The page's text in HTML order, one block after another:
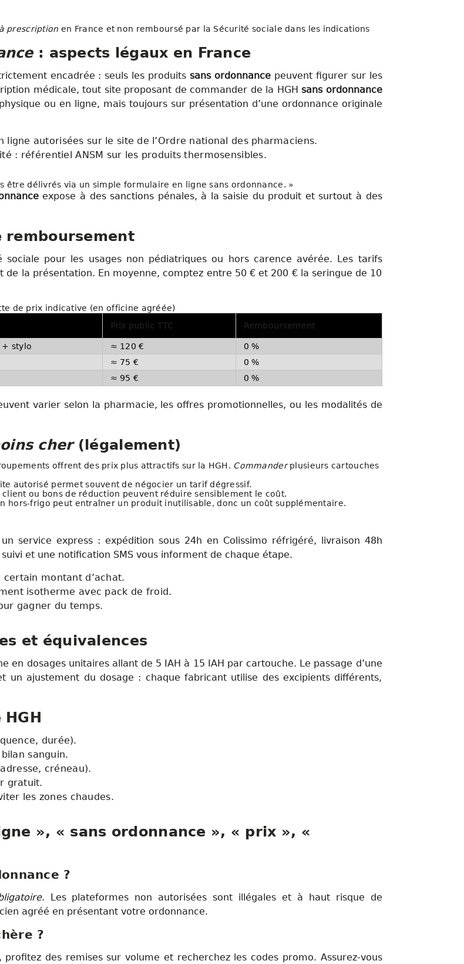
prescription en France et non remboursé par la Sécurité sociale dans les indications
: aspects légaux en France
encadrée : seuls les produitssans ordonnancepeuvent figurer sur les
médicale, tout site proposant de commander de la HGH sans ordonnance
ou en ligne, mais toujours sur présentation d’une ordonnance originale
ligne autorisées sur le site de l’Ordre national des pharmaciens.
: référentiel ANSM sur les produits thermosensibles.
être délivrés via un simple formulaire en ligne sans ordonnance. »
expose à des sanctions pénales, à la saisie du produit et surtout à des
remboursement
pour les usages non pédiatriques ou hors carence avérée. Les tarifs
la présentation. En moyenne, comptez entre 50 € et 200 € la seringue de 10
de prix indicative (en officine agréée)
Prix public TTC Remboursement
+ stylo ≈ 120 €
0 %
≈ 75 €
0 %
≈ 95 € 0 %
varier selon la pharmacie, les offres promotionnelles, ou les modalités de
cher(légalement)
offrent des prix plus attractifs sur la HGH. Commanderplusieurs cartouches
autorisé permet souvent de négocier un tarif dégressif.
ou bons de réduction peuvent réduire sensiblement le coût.
hors-frigo peut entraîner un produit inutilisable, donc un coût supplémentaire.
service express : expédition sous 24h en Colissimo réfrigéré, livraison 48h
et une notification SMS vous informent de chaque étape.
montant d’achat.
isotherme avec pack de froid.
gagner du temps.
et équivalences
en dosages unitaires allant de 5 IAH à 15 IAH par cartouche. Le passage d’une
un ajustement du dosage : chaque fabricant utilise des excipients différents,
durée).
sanguin.
créneau).
gratuit.
les zones chaudes.
», « sans ordonnance », « prix », «
?
. Les plateformes non autorisées sont illégales et à haut risque de
agréé en présentant votre ordonnance.
?
profitez des remises sur volume et recherchez les codes promo. Assurez-vous